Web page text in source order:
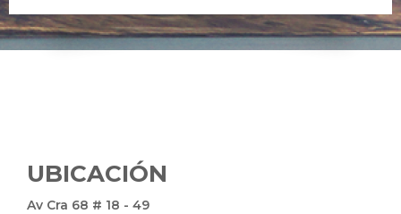
UBICACIÓN
Av Cra 68 # 18 - 49